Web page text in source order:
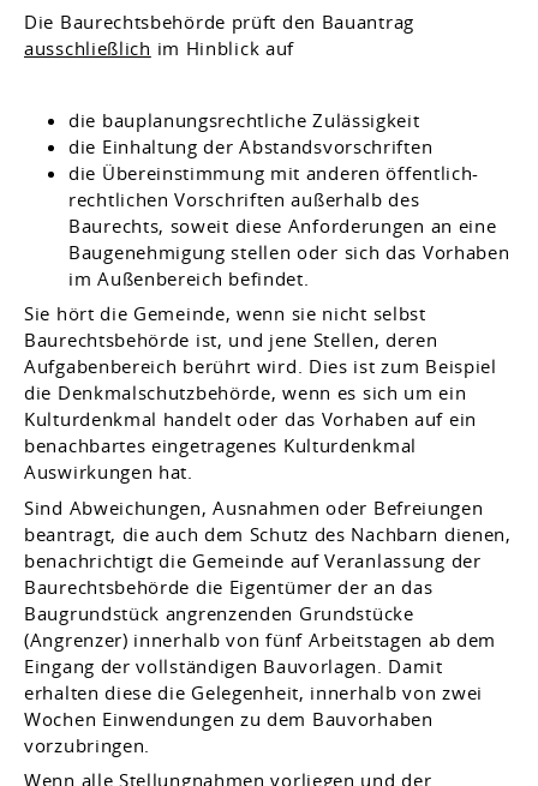
Die Baurechtsbehörde prüft den Bauantrag
ausschließlich im Hinblick auf
die bauplanungsrechtliche Zulässigkeit
die Einhaltung der Abstandsvorschriften
die Übereinstimmung mit anderen öffentlich-
rechtlichen Vorschriften außerhalb des
Baurechts, soweit diese Anforderungen an eine
Baugenehmigung stellen oder sich das Vorhaben
im Außenbereich befindet.
Sie hört die Gemeinde, wenn sie nicht selbst
Baurechtsbehörde ist, und jene Stellen, deren
Aufgabenbereich berührt wird. Dies ist zum Beispiel
die Denkmalschutzbehörde, wenn es sich um ein
Kulturdenkmal handelt oder das Vorhaben auf ein
benachbartes eingetragenes Kulturdenkmal
Auswirkungen hat.
Sind Abweichungen, Ausnahmen oder Befreiungen
beantragt, die auch dem Schutz des Nachbarn dienen,
benachrichtigt die Gemeinde auf Veranlassung der
Baurechtsbehörde die Eigentümer der an das
Baugrundstück angrenzenden Grundstücke
(Angrenzer) innerhalb von fünf Arbeitstagen ab dem
Eingang der vollständigen Bauvorlagen. Damit
erhalten diese die Gelegenheit, innerhalb von zwei
Wochen Einwendungen zu dem Bauvorhaben
vorzubringen.
Wenn alle Stellungnahmen vorliegen und der